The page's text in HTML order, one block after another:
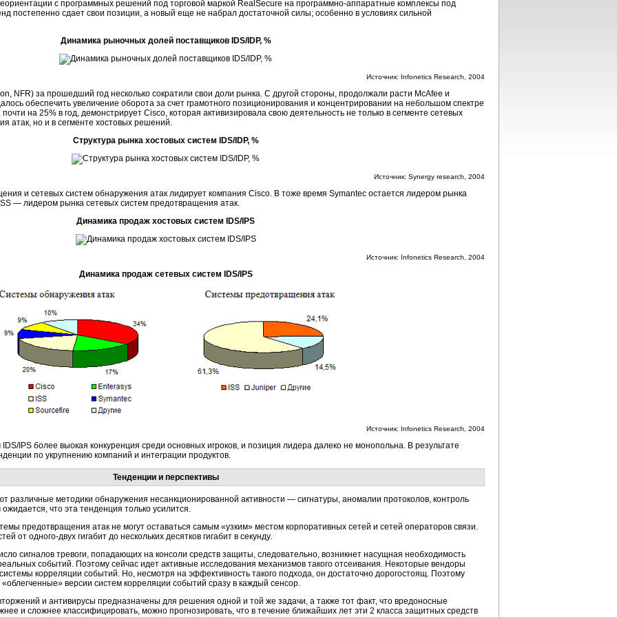
с программных решений под торговой маркой RealSecure на программно-аппаратные комплексы под
постепенно сдает свои позиции, а новый еще не набрал достаточной силы; особенно в условиях сильной
Динамика рыночных долей поставщиков IDS/IDP, %
Источник: Infonetics Research, 2004
NFR) за прошедший год несколько сократили свои доли рынка. С другой стороны, продолжали расти McAfee и
обеспечить увеличение оборота за счет грамотного позиционирования и концентрировании на небольшом спектре
на 25% в год, демонстрирует Cisco, которая активизировала свою деятельность не только в сегменте сетевых
атак, но и в сегменте хостовых решений.
Структура рынка хостовых систем IDS/IDP, %
Источник: Synergy research, 2004
и сетевых систем обнаружения атак лидирует компания Cisco. В тоже время Symantec остается лидером рынка
— лидером рынка сетевых систем предотвращения атак.
Динамика продаж хостовых систем IDS/IPS
Источник: Infonetics Research, 2004
Динамика продаж сетевых систем IDS/IPS
Источник: Infonetics Research, 2004
IPS более выокая конкуренция среди основных игроков, и позиция лидера далеко не монопольна. В результате
по укрупнению компаний и интеграции продуктов.
Тенденции и перспективы
различные методики обнаружения несанкционированной активности — сигнатуры, аномалии протоколов, контроль
что эта тенденция только усилится.
предотвращения атак не могут оставаться самым «узким» местом корпоративных сетей и сетей операторов связи.
от одного-двух гигабит до нескольких десятков гигабит в секунду.
сигналов тревоги, попадающих на консоли средств защиты, следовательно, возникнет насущная необходимость
событий. Поэтому сейчас идет активные исследования механизмов такого отсеивания. Некоторые вендоры
корреляции событий. Но, несмотря на эффективность такого подхода, он достаточно дорогостоящ. Поэтому
версии систем корреляции событий сразу в каждый сенсор.
и антивирусы предназначены для решения одной и той же задачи, а также тот факт, что вредоносные
и сложнее классифицировать, можно прогнозировать, что в течение ближайших лет эти 2 класса защитных средств